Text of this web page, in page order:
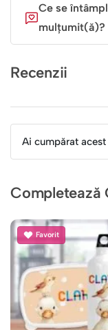
Ce se
mulțumit(ă)?
Recenzii
Ai cumpărat
Completează
Favorit